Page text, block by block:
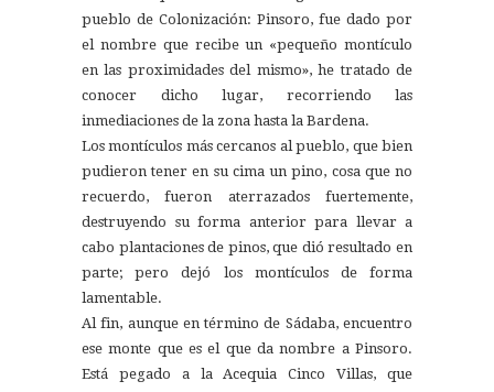
pueblo de Colonización: Pinsoro, fue dado por
el nombre que recibe un «pequeño montículo
en las proximidades del mismo», he tratado de
conocer dicho lugar, recorriendo las
inmediaciones de la zona hasta la Bardena.
Los montículos más cercanos al pueblo, que bien
pudieron tener en su cima un pino, cosa que no
recuerdo, fueron aterrazados fuertemente,
destruyendo su forma anterior para llevar a
cabo plantaciones de pinos, que dió resultado en
parte; pero dejó los montículos de forma
lamentable.
Al fin, aunque en término de Sádaba, encuentro
ese monte que es el que da nombre a Pinsoro.
Está pegado a la Acequia Cinco Villas, que